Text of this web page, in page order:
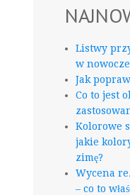
Listwy
w
Jak
Co to jest
Kolorowe
jakie
zimę?
Wycena
– co to